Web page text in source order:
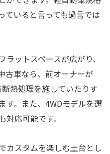
ていると言っても過言では
ットスペースが広がり、
古車なら、前オーナーが
熱処理を施していたりす
す。また、4WDモデルを選
応可能です。
カスタムを楽しむ土台とし